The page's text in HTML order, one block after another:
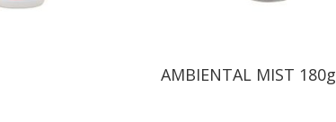
AMBIENTAL MIST 180g